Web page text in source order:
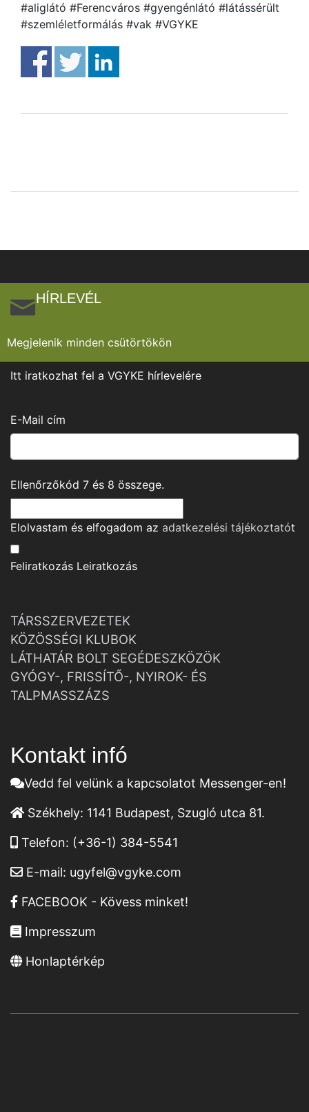
#aliglátó #Ferencváros #gyengénlátó #látássérült
#szemléletformálás #vak #VGYKE
HÍRLEVÉL
Megjelenik minden csütörtökön
Itt iratkozhat fel a VGYKE hírlevelére
E-Mail cím
Ellenőrzőkód 7 és 8 összege.
Elolvastam és elfogadom az adatkezelési tájékoztatót
Feliratkozás Leiratkozás
TÁRSSZERVEZETEK
KÖZÖSSÉGI KLUBOK
LÁTHATÁR BOLT SEGÉDESZKÖZÖK
GYÓGY-, FRISSÍTŐ-, NYIROK- ÉS
TALPMASSZÁZS
Kontakt infó
Vedd fel velünk a kapcsolatot Messenger-en!
Székhely: 1141 Budapest, Szugló utca 81.
Telefon: (+36-1) 384-5541
E-mail: ugyfel@vgyke.com
FACEBOOK - Kövess minket!
Impresszum
Honlaptérkép